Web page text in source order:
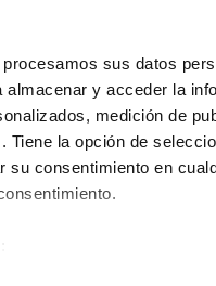
procesamos sus datos
y acceder la
medición de
Tiene la opción de
su consentimiento en